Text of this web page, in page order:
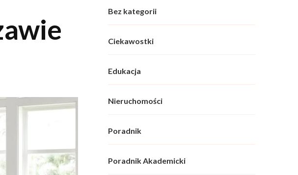
Bez kategorii
Ciekawostki
Edukacja
Nieruchomości
Poradnik
Poradnik Akademicki